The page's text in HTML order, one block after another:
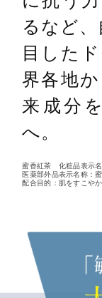
るなど、
目した
界各地
来成分
へ。
蜜香紅茶 化粧品表示名
医薬部外品表示名称：
配合目的：肌をすこや